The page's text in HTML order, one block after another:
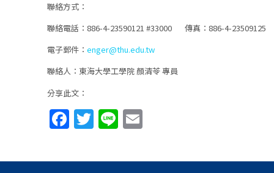
聯絡方式：
聯絡電話：886-4-23590121 #33000 傳真：886-4-23509125
電子郵件： enger@thu.edu.tw
聯絡人：東海大學工學院 顏清苓 專員
分享此文：
Facebook
Twitter
LineEmail